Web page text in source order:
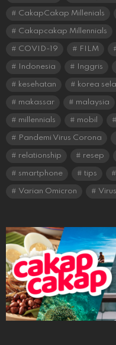
CakapCakap Millenials
Cakapcakap Millennials
COVID-19 FILM
Indonesia Inggris
kesehatan korea
makassar malaysia
millennials mobil
Pandemi Virus Corona
relationship resep
smartphone tips
Varian Omicron